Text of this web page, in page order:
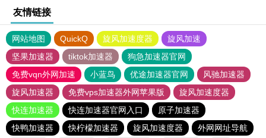
友情链接
网站地图 QuickQ 旋风加速度器
旋风加速
坚果加速器
tiktok加速器
狗急加速器官网
免费vqn外网加速
小蓝鸟 优途加速器官网
风驰加速器
旋风加速器
免费vps加速器外网苹果版
旋风加速度器
快连加速器
快连加速器官网入口
原子加速器
快鸭加速器
快柠檬加速器 旋风加速度器
外网网址导航